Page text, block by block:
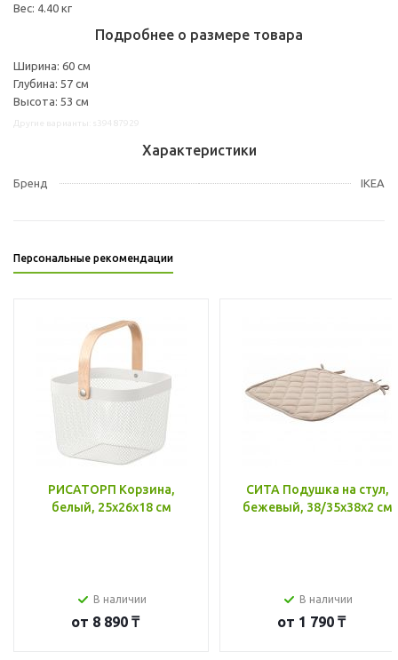
Вес: 4.40 кг
Подробнее о размере товара
Ширина: 60 см
Глубина: 57 см
Высота: 53 см
Характеристики
Бренд IKEA
Персональные рекомендации
РИСАТОРП Корзина,
белый, 25x26x18 см
В наличии
от 8 890 ₸
СИТА Подушка на стул,
бежевый, 38/35x38x2 см
В наличии
от 1 790 ₸